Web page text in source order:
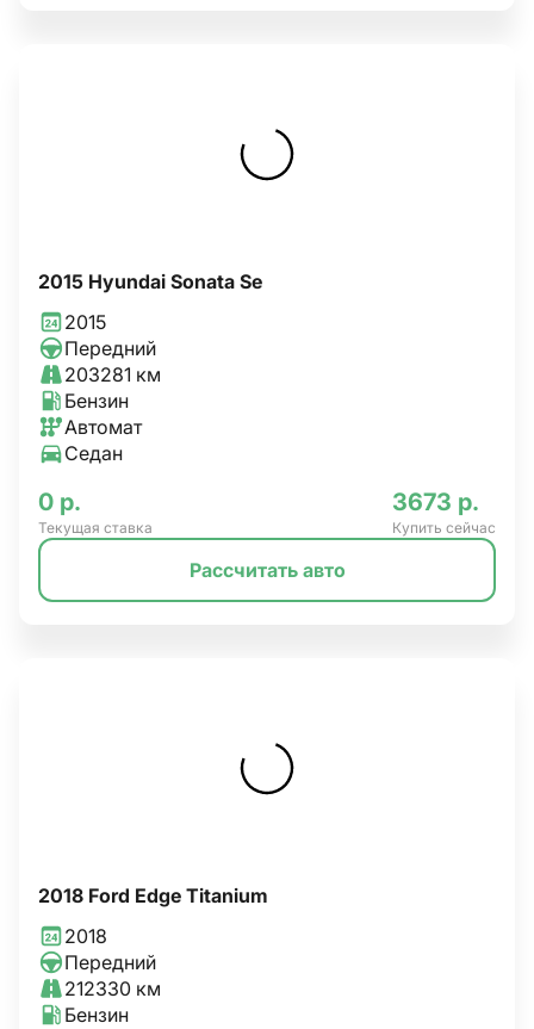
2015 Hyundai Sonata Se
2015
Передний
203281 км
Бензин
Автомат
Седан
0 р.
Текущая ставка
3673 р.
Купить сейчас
Рассчитать авто
2018 Ford Edge Titanium
2018
Передний
212330 км
Бензин